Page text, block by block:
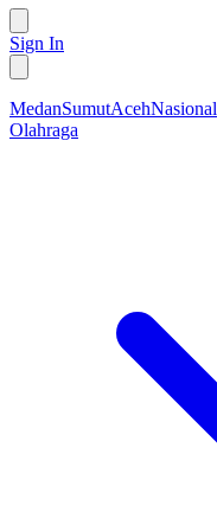
Sign In
MedanSumutAcehNasional
Olahraga